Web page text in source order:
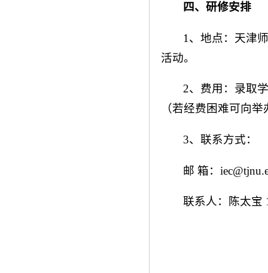
四、研修安排
1、地点：天津
活动。
2、费用：录取
（若经费困难可向
3、联系方式：
邮 箱：
联系人：陈太宝